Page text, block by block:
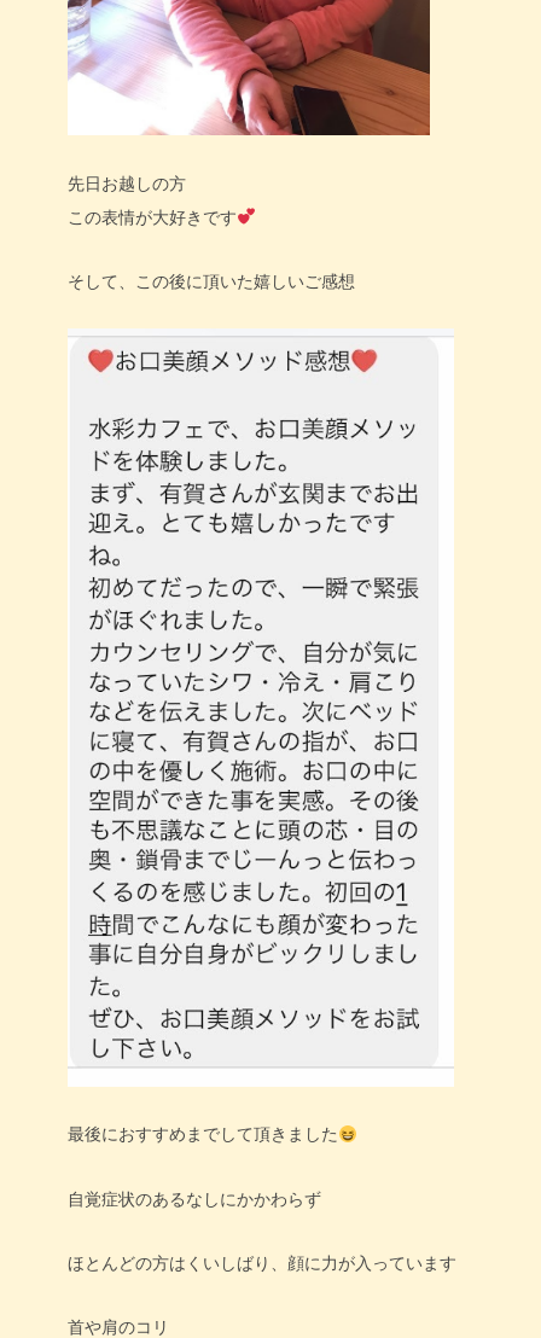
先日お越しの方
この表情が大好きです
そして、この後に頂いた嬉しいご感想
最後におすすめまでして頂きました
自覚症状のあるなしにかかわらず
ほとんどの方はくいしばり、顔に力が入っています
首や肩のコリ